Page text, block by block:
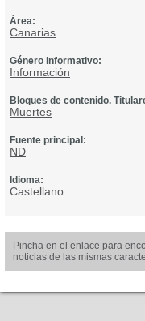
Área:
Canarias
Género informativo:
Información
Bloques de contenido.
Muertes
Fuente principal:
ND
Idioma:
Castellano
Pincha en el enlace para
noticias de las mismas